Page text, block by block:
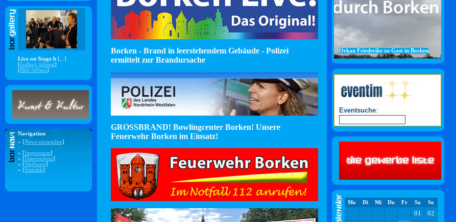
Live on Stage b [...]
[Gallery öffnen]
[Bild öffnen]
Navigation
» [News einsenden]
» [Impressum]
» [Datenschutz]
» [Werbung]
» [Statistik]
Borken - Brand in leerstehendem Gebäude - Polizei
ermittelt zur Brandursache
GROSSBRAND! Bowlingcenter Borken! Unsere
Feuerwehr Borken im Einsatz!
Orkan Friederike zu Gast in Borken
Eventsuche:
Mo Di Mi Do Fr Sa So
01
02